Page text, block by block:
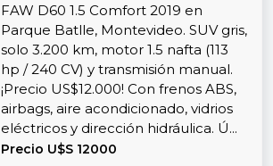
FAW D60 1.5 Comfort 2019 en
Parque Batlle, Montevideo. SUV gris,
solo 3.200 km, motor 1.5 nafta (113
hp / 240 CV) y transmisión manual.
¡Precio US$12.000! Con frenos ABS,
airbags, aire acondicionado, vidrios
eléctricos y dirección hidráulica. Ú...
Precio U$S 12000